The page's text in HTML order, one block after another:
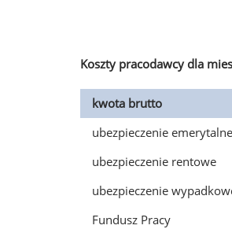
Koszty pracodawcy dla
kwota brutto
ubezpieczenie emerytalne
ubezpieczenie rentowe
ubezpieczenie
Fundusz Pracy